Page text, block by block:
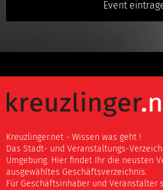
Event
Kreuzlinger.net - Wissen was geht !
Das Stadt- und Veranstaltungs-
Umgebung. Hier findet Ihr die neusten
ausgewähltes Geschäftsverzeichnis.
Für Geschäftsinhaber und Veranstalter